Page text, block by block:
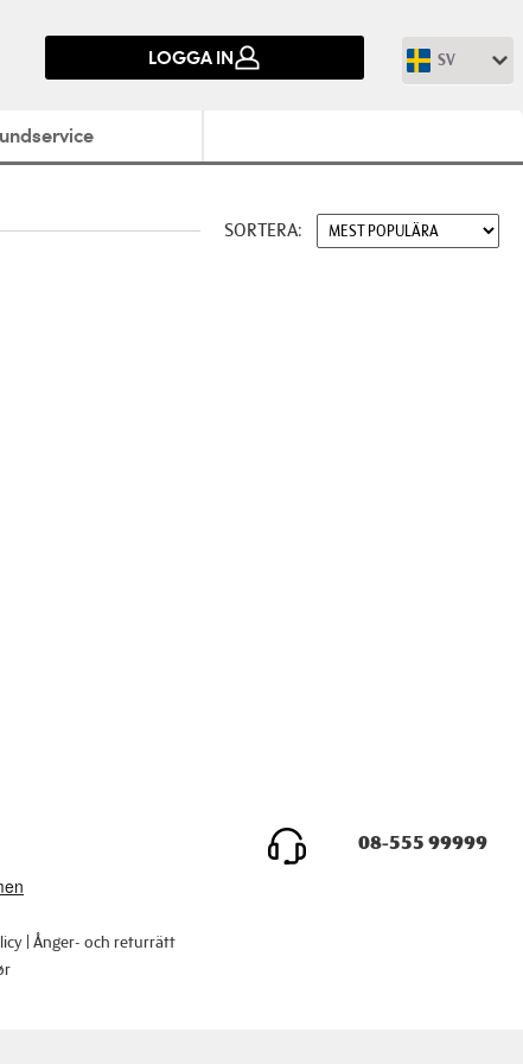
LOGGA IN SV
SORTERA:
08-555 99999
Ånger- och returrätt